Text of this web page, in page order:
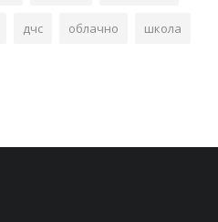
дчс облачно школа